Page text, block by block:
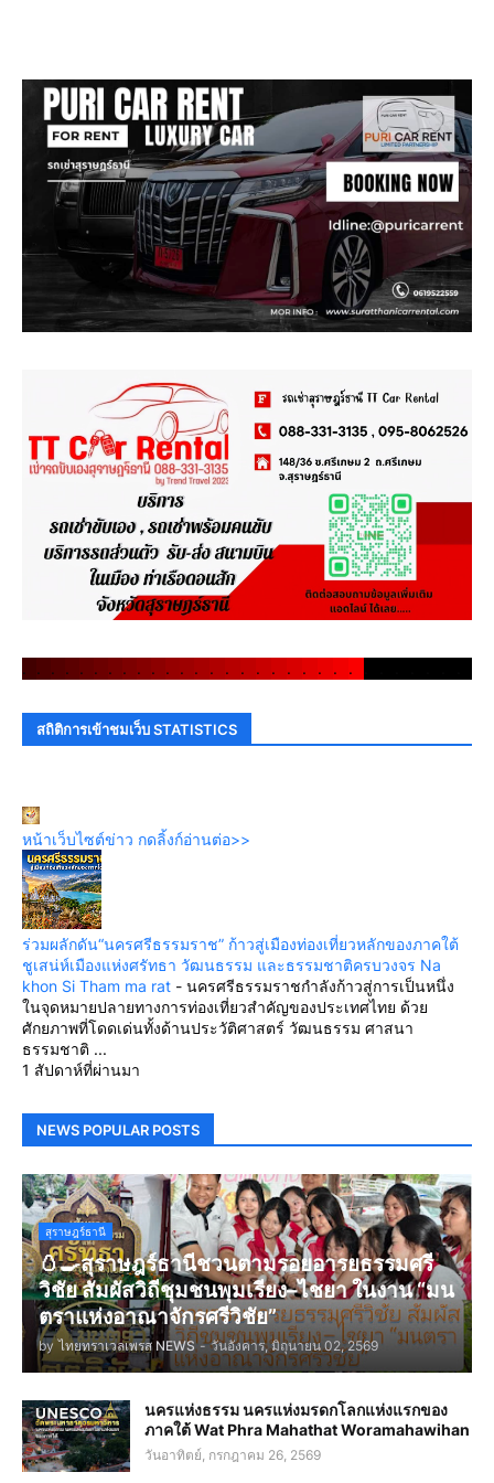
. . . . . . . . . . . . . . . . . . . . . . .
สถิติการเข้าชมเว็บ STATISTICS
หน้าเว็บไซต์ข่าว กดลิ้งก์อ่านต่อ>>
ร่วมผลักดัน“นครศรีธรรมราช” ก้าวสู่เมืองท่องเที่ยวหลักของภาคใต้
ชูเสน่ห์เมืองแห่งศรัทธา วัฒนธรรม และธรรมชาติครบวงจร Na
khon Si Tham ma rat - นครศรีธรรมราชกำลังก้าวสู่การเป็นหนึ่ง
ในจุดหมายปลายทางการท่องเที่ยวสำคัญของประเทศไทย ด้วย
ศักยภาพที่โดดเด่นทั้งด้านประวัติศาสตร์ วัฒนธรรม ศาสนา
ธรรมชาติ ...
1 สัปดาห์ที่ผ่านมา
NEWS POPULAR POSTS
สุราษฎร์ธานี
🥚🍳สุราษฎร์ธานีชวนตามรอยอารยธรรมศรี
วิชัย สัมผัสวิถีชุมชนพุมเรียง–ไชยา ในงาน “มน
ตราแห่งอาณาจักรศรีวิชัย”
by ไทยทราเวลเพรส NEWS - วันอังคาร, มิถุนายน 02, 2569
นครแห่งธรรม นครแห่งมรดกโลกแห่งแรกของ
ภาคใต้ Wat Phra Mahathat Woramahawihan
วันอาทิตย์, กรกฎาคม 26, 2569